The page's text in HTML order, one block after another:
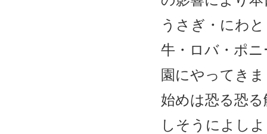
うさぎ・にわ
牛・ロバ・ポ
園にやってき
始めは恐る恐
しそうによし